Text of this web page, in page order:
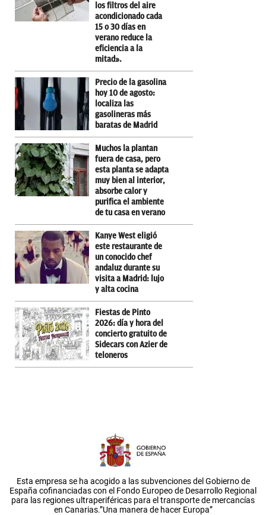
los filtros del aire
acondicionado cada
15 o 30 días en
verano reduce la
eficiencia a la
mitad».
Precio de la gasolina
hoy 10 de agosto:
localiza las
gasolineras más
baratas de Madrid
Muchos la plantan
fuera de casa, pero
esta planta se adapta
muy bien al interior,
absorbe calor y
purifica el ambiente
de tu casa en verano
Kanye West eligió
este restaurante de
un conocido chef
andaluz durante su
visita a Madrid: lujo
y alta cocina
Fiestas de Pinto
2026: día y hora del
concierto gratuito de
Sidecars con Azier de
teloneros
Esta empresa se ha acogido a las subvenciones del Gobierno de
España cofinanciadas con el Fondo Europeo de Desarrollo Regional
para las regiones ultraperiféricas para el transporte de mercancías
en Canarias.”Una manera de hacer Europa”